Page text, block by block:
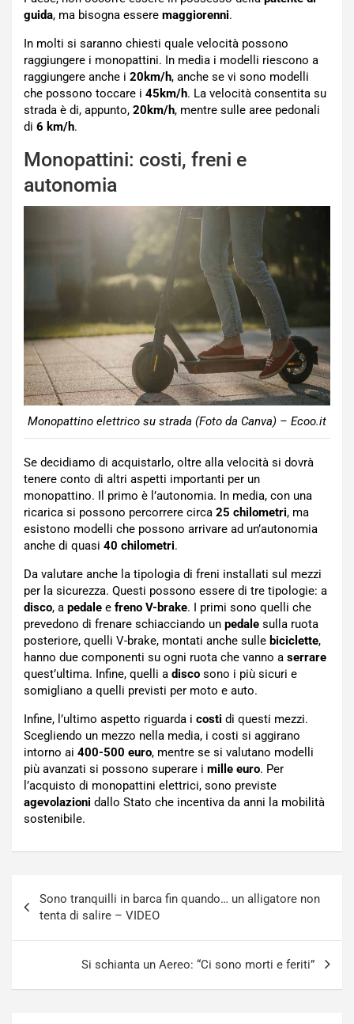
guida, ma bisogna essere maggiorenni.
In molti si saranno chiesti quale velocità possono
raggiungere i monopattini. In media i modelli riescono a
raggiungere anche i 20km/h, anche se vi sono modelli
che possono toccare i 45km/h. La velocità consentita su
strada è di, appunto, 20km/h, mentre sulle aree pedonali
di 6 km/h.
Monopattini: costi, freni e
autonomia
Monopattino elettrico su strada (Foto da Canva) – Ecoo.it
Se decidiamo di acquistarlo, oltre alla velocità si dovrà
tenere conto di altri aspetti importanti per un
monopattino. Il primo è l’autonomia. In media, con una
ricarica si possono percorrere circa 25 chilometri, ma
esistono modelli che possono arrivare ad un’autonomia
anche di quasi 40 chilometri.
Da valutare anche la tipologia di freni installati sul mezzi
per la sicurezza. Questi possono essere di tre tipologie: a
disco, a pedale e freno V-brake. I primi sono quelli che
prevedono di frenare schiacciando un pedale sulla ruota
posteriore, quelli V-brake, montati anche sulle biciclette,
hanno due componenti su ogni ruota che vanno a serrare
quest’ultima. Infine, quelli a disco sono i più sicuri e
somigliano a quelli previsti per moto e auto.
Infine, l’ultimo aspetto riguarda i costi di questi mezzi.
Scegliendo un mezzo nella media, i costi si aggirano
intorno ai 400-500 euro, mentre se si valutano modelli
più avanzati si possono superare i mille euro. Per
l’acquisto di monopattini elettrici, sono previste
agevolazioni dallo Stato che incentiva da anni la mobilità
sostenibile.
articoli
Sono tranquilli in barca fin quando… un alligatore non
tenta di salire – VIDEO
Si schianta un Aereo: “Ci sono morti e feriti”